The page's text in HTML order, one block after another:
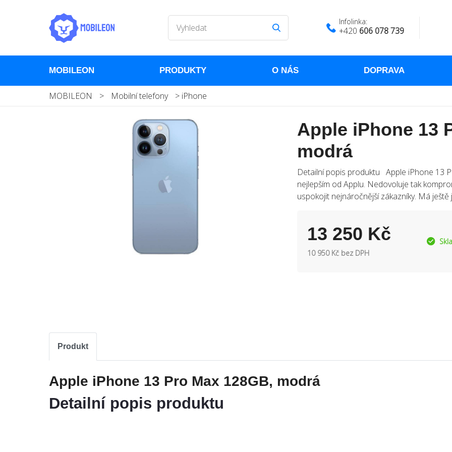
Infolinka:
+420 606 078 739
MOBILEON PRODUKTY O NÁS DOPRAVA
MOBILEON > Mobilní telefony > iPhone
Apple iPhone 13
modrá
Detailní popis produktu Apple iPhone 13
nejlepším od Applu. Nedovoluje tak
uspokojit nejnáročnější zákazníky. Má ještě
13 250 Kč
10 950 Kč bez DPH
Produkt
Apple iPhone 13 Pro Max 128GB, modrá
Detailní popis produktu